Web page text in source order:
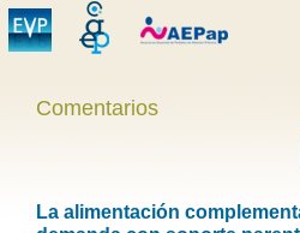
Comentarios
La alimentación